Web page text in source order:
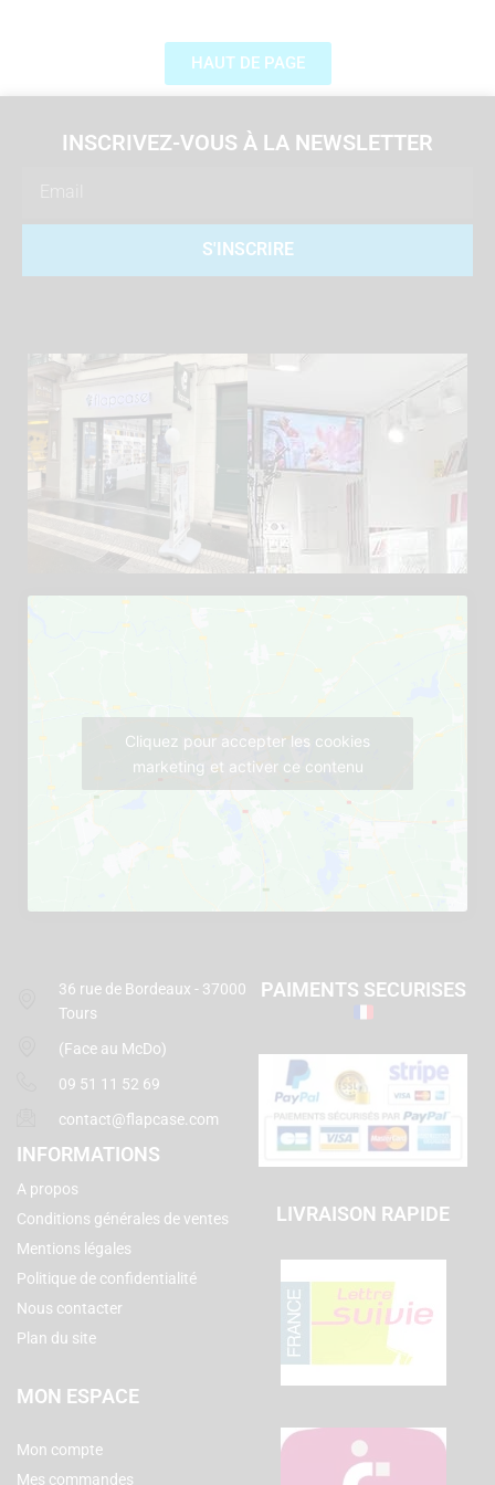
HAUT DE PAGE
INSCRIVEZ-VOUS À LA NEWSLETTER
S'INSCRIRE
Cliquez pour accepter les cookies
marketing et activer ce contenu
36 rue de Bordeaux - 37000
Tours
(Face au McDo)
09 51 11 52 69
contact@flapcase.com
INFORMATIONS
A propos
Conditions générales de ventes
Mentions légales
Politique de confidentialité
Nous contacter
Plan du site
MON ESPACE
Mon compte
Mes commandes
PAIMENTS SECURISES
LIVRAISON RAPIDE